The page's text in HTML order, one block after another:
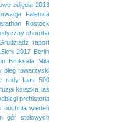
zdjęcia 2013
Falenica
Rostock
choroba
raport
2017 Berlin
Bruksela
Mila
bieg towarzyski
rady faas 500
książka las
prehistoria
bochnia wiedeń
gór stołowych